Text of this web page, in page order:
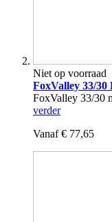
Niet op voorraad
FoxValley 33/30
FoxValley 33/30
verder
Vanaf € 77,65